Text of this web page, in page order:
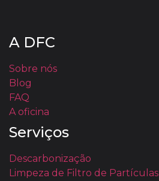
A DFC
Sobre nós
Blog
FAQ
A oficina
Serviços
Descarbonização
Limpeza de Filtro de Partículas